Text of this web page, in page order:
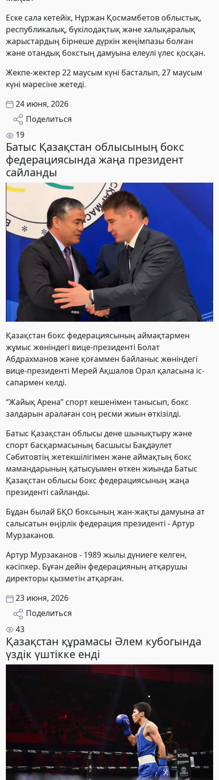
Еске сала кетейік, Нұржан Қосмамбетов облыстық,
республикалық, бүкілодақтық және халықаралық
жарыстардың бірнеше дүркін жеңімпазы болған
және отандық бокстың дамуына елеулі үлес қосқан.
Жекпе-жектер 22 маусым күні басталып, 27 маусым
күні мәресіне жетеді.
24 июня, 2026
Поделиться
19
Батыс Қазақстан облысының бокс
федерациясында жаңа президент
сайланды
Қазақстан бокс федерациясының аймақтармен
жұмыс жөніндегі вице-президенті Болат
Абдрахманов және қоғаммен байланыс жөніндегі
вице-президенті Мерей Ақшалов Орал қаласына іс-
сапармен келді.
“Жайық Арена” спорт кешенімен танысып, бокс
залдарын аралаған соң ресми жиын өткізілді.
Батыс Қазақстан облысы дене шынықтыру және
спорт басқармасының басшысы Бақдәулет
Сәбитовтің жетекшілігімен және аймақтың бокс
мамандарының қатысуымен өткен жиында Батыс
Қазақстан облысы бокс федерациясының жаңа
президенті сайланды.
Бұдан былай БҚО боксының жан-жақты дамуына ат
салысатын өңірлік федерация президенті - Артур
Мурзаканов.
Артур Мурзаканов - 1989 жылы дүниеге келген,
кәсіпкер. Бұған дейін федерацияның атқарушы
директоры қызметін атқарған.
23 июня, 2026
Поделиться
43
Қазақстан құрамасы Әлем кубогында
үздік үштікке енді